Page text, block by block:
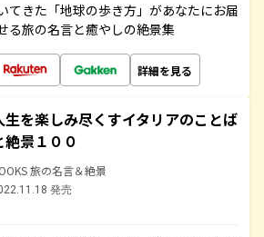
てきた「地球の歩き方」があなたにお届
る旅の名言と癒やしの絶景集
詳細を見る
生を楽しみ尽くすイタリアのことば
絶景１００
旅の名言＆絶景
発売